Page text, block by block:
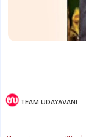
TEAM UDAYAVANI